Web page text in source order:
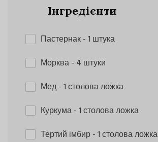
Інгредієнти
Пастернак- 1 штука
Морква- 4 штуки
Мед- 1 столова ложка
Куркума- 1 столова ложка
Тертий імбир- 1 столова ложка